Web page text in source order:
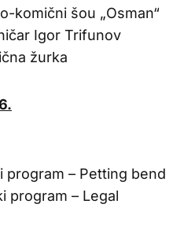
komični šou „Osman“
Igor Trifunov
žurka
program – Petting bend
program – Legal